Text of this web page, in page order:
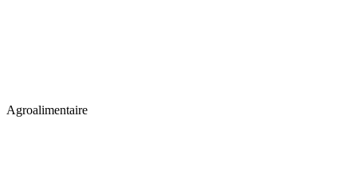
Agroalimentaire